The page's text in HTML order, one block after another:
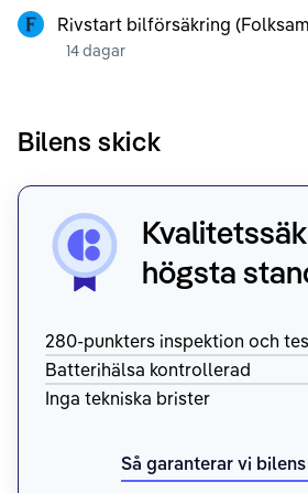
Rivstart bilförsäkring
14 dagar
Bilens skick
högsta
280-punkters inspektion och
Batterihälsa kontrollerad
Inga tekniska brister
Så garanterar vi